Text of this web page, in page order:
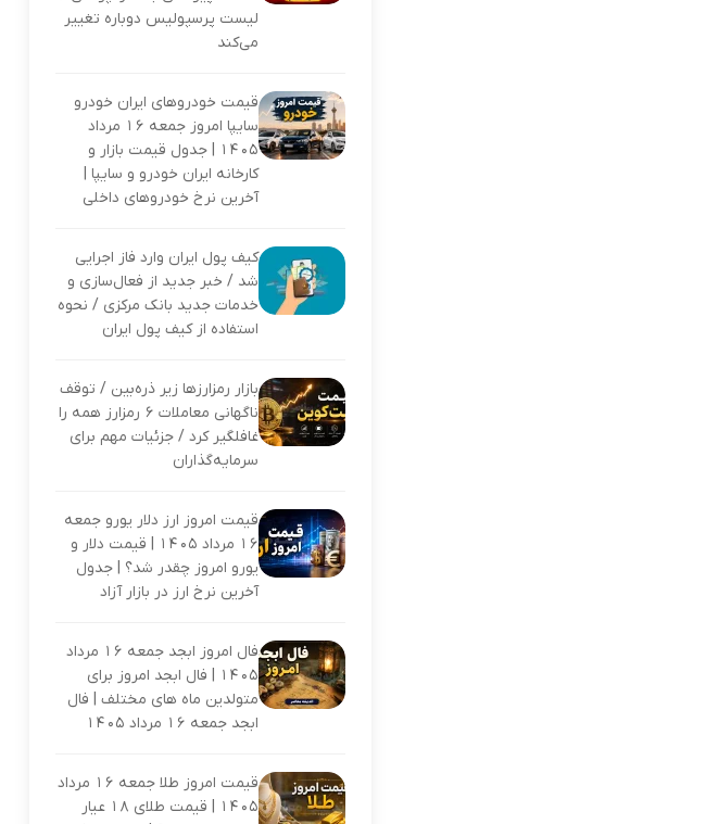
لیست پرسپولیس دوباره تغییر
می‌کند
قیمت خودروهای ایران خودرو
سایپا امروز جمعه 16 مرداد
1405 | جدول قیمت بازار و
کارخانه ایران خودرو و سایپا |
آخرین نرخ خودروهای داخلی
کیف پول ایران وارد فاز اجرایی
شد / خبر جدید از فعال‌سازی و
خدمات جدید بانک مرکزی / نحوه
استفاده از کیف پول ایران
بازار رمزارزها زیر ذره‌بین / توقف
ناگهانی معاملات ۶ رمزارز همه را
غافلگیر کرد / جزئیات مهم برای
سرمایه‌گذاران
قیمت امروز ارز دلار یورو جمعه
16 مرداد 1405 | قیمت دلار و
یورو امروز چقدر شد؟ | جدول
آخرین نرخ ارز در بازار آزاد
فال امروز ابجد جمعه 16 مرداد
1405 | فال ابجد امروز برای
متولدین ماه های مختلف | فال
ابجد جمعه 16 مرداد 1405
قیمت امروز طلا جمعه 16 مرداد
1405 | قیمت طلای 18 عیار